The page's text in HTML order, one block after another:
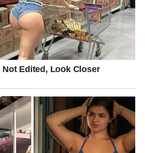
i jednostavnim izborom za doručak –
od jabuka. U samo 5 minuta možete
obrok koji će uljepšati vaš naporan
jabuke i jogurta daje palačinke koje su
okusa.
sljedeći:
potrebni su vam sljedeći sastojci:
dvije žlice šećera, prstohvat soli, 150
5,23 unce ili dvije trećine šalice), 140